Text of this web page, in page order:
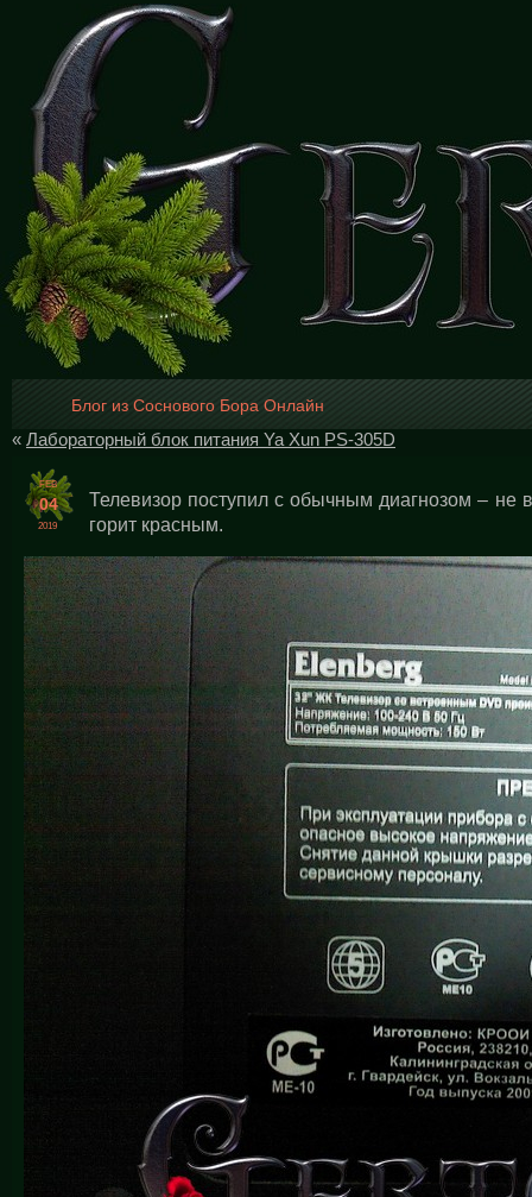
Блог из Соснового Бора Онлайн
« Лабораторный блок питания Ya Xun PS-305D
FEB
04
2019
Телевизор поступил с обычным диагнозом – не
горит красным.